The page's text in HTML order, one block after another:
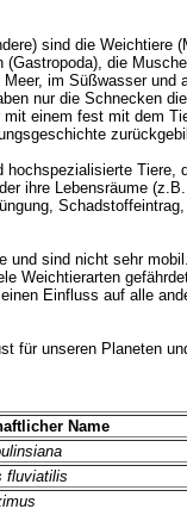
sind die Weichtiere
die
im Süßwasser und
nur die Schnecken
einem fest mit dem
Tiere,
ihre Lebensräume
und sind nicht sehr
Weichtierarten
Einfluss auf alle
für unseren Planeten
Name
fluviatilis